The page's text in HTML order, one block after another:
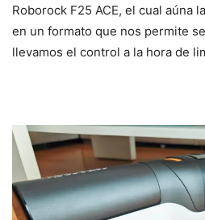
Roborock F25 ACE, el cual aúna
en un formato que nos permite
llevamos el control a la hora de